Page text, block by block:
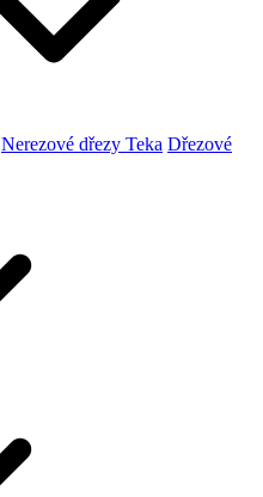
Nerezové dřezy Teka Dřezové